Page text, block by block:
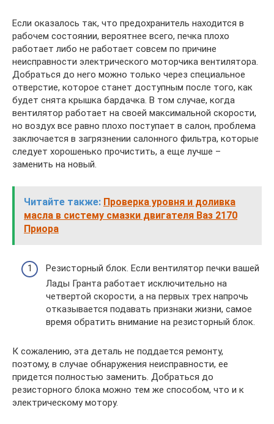
Если оказалось так, что предохранитель находится в
рабочем состоянии, вероятнее всего, печка плохо
работает либо не работает совсем по причине
неисправности электрического моторчика вентилятора.
Добраться до него можно только через специальное
отверстие, которое станет доступным после того, как
будет снята крышка бардачка. В том случае, когда
вентилятор работает на своей максимальной скорости,
но воздух все равно плохо поступает в салон, проблема
заключается в загрязнении салонного фильтра, которые
следует хорошенько прочистить, а еще лучше –
заменить на новый.
Читайте также: Проверка уровня и доливка
масла в систему смазки двигателя Ваз 2170
Приора
Резисторный блок. Если вентилятор печки вашей
Лады Гранта работает исключительно на
четвертой скорости, а на первых трех напрочь
отказывается подавать признаки жизни, самое
время обратить внимание на резисторный блок.
К сожалению, эта деталь не поддается ремонту,
поэтому, в случае обнаружения неисправности, ее
придется полностью заменить. Добраться до
резисторного блока можно тем же способом, что и к
электрическому мотору.